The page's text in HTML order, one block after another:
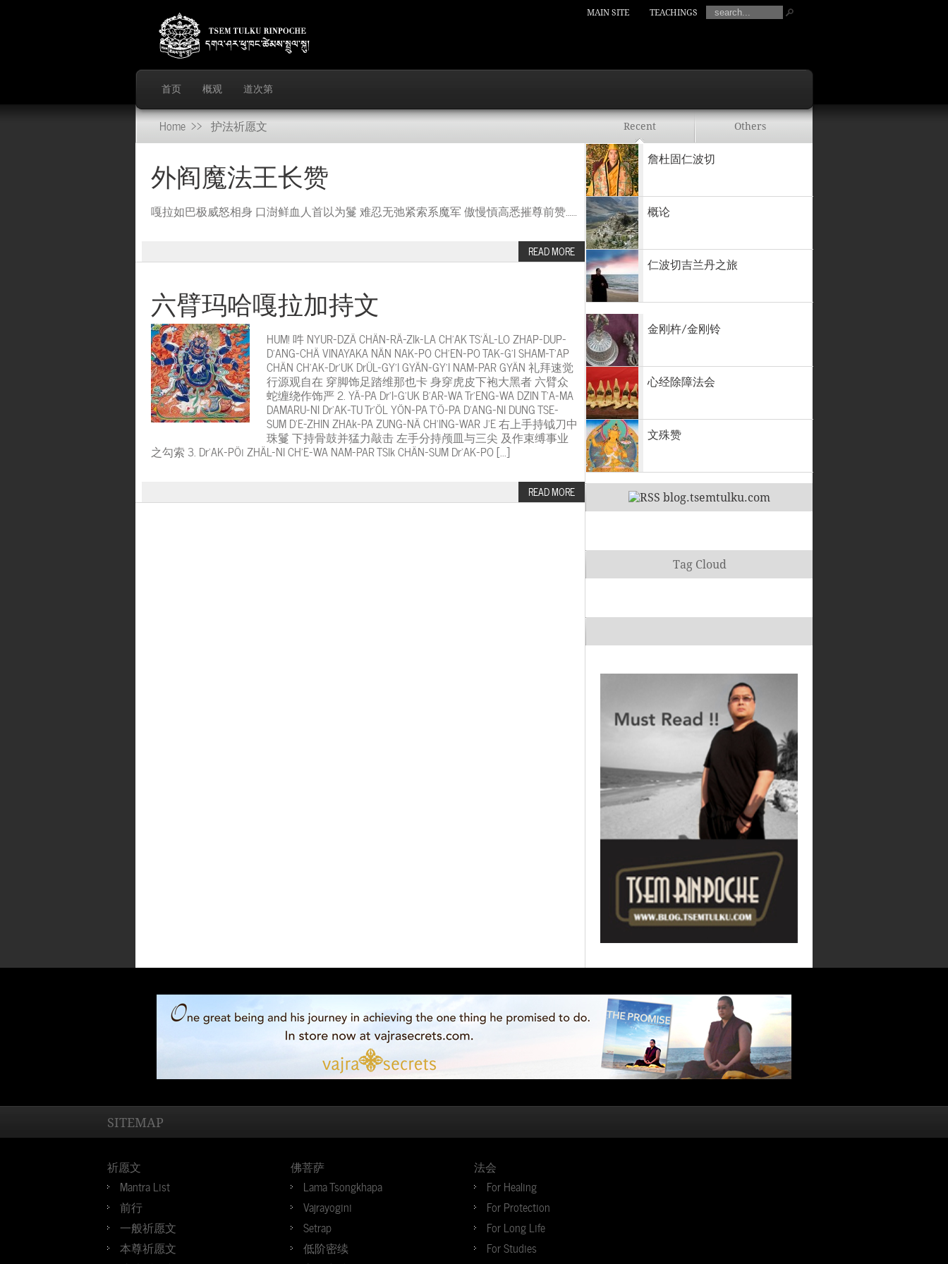
MAIN SITE TEACHINGS
首页 概观 道次第
Home >> 护法祈愿文
外阎魔法王长赞
嘎拉如巴极威怒相身 口澍鲜血人首以为鬘 难忍无弛紧索系魔军 傲慢愩高悉摧尊前赞……
READ MORE
六臂玛哈嘎拉加持文
HUM! 吽 NYUR-DZÄ CHÄN-RÄ-ZIk-LA CH’AK TS’ÄL-LO ZHAP-DUP-
D’ANG-CHÄ VINAYAKA NÄN NAK-PO CH’EN-PO TAK-G’I SHAM-T’AP
CHÄN CH’AK-Dr’UK DrÜL-GY’I GYÄN-GY’I NAM-PAR GYÄN 礼拜速觉
行源观自在 穿脚饰足踏维那也卡 身穿虎皮下袍大黑者 六臂众
蛇缠绕作饰严 2. YÄ-PA Dr’I-G’UK B’AR-WA Tr’ENG-WA DZIN T’A-MA
DAMARU-NI Dr’AK-TU Tr’ÖL YÖN-PA T’Ö-PA D’ANG-NI DUNG TSE-
SUM D’E-ZHIN ZHAk-PA ZUNG-NÄ CH’ING-WAR J’E 右上手持钺刀中
珠鬘 下持骨鼓并猛力敲击 左手分持颅皿与三尖 及作束缚事业
之勾索 3. Dr’AK-PÖi ZHÄL-NI CH’E-WA NAM-PAR TSIk CHÄN-SUM Dr’AK-PO [...]
READ MORE
Recent Others
詹杜固仁波切
概论
仁波切吉兰丹之旅
金刚杵/金刚铃
心经除障法会
文殊赞
blog.tsemtulku.com
Tag Cloud
SITEMAP
祈愿文
Mantra List
前行
一般祈愿文
本尊祈愿文
佛菩萨
Lama Tsongkhapa
Vajrayogini
Setrap
低阶密续
法会
For Healing
For Protection
For Long Life
For Studies